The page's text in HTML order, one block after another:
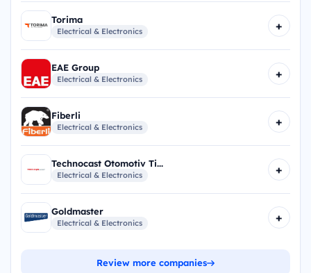
Torima
Electrical & Electronics +
EAE Group
Electrical & Electronics +
Fiberli
Electrical & Electronics +
Technocast Otomotiv Ti...
Electrical & Electronics +
Goldmaster
Electrical & Electronics +
Review more companies